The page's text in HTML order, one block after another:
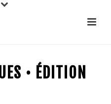
• ÉDITION